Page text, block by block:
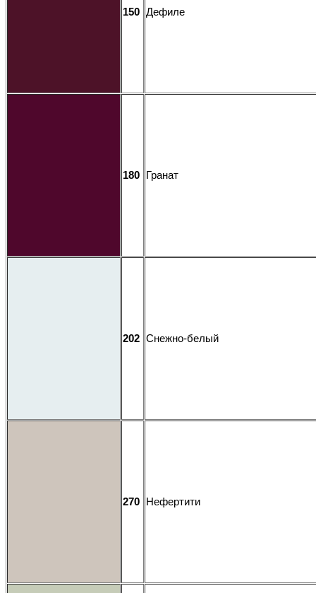
150 Дефиле
180 Гранат
202 Снежно-белый
270 Нефертити